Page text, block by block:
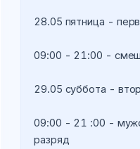
28.05 пятница -
09:00 - 21:00 -
29.05 суббота -
09:00 - 21 :00 -
разряд